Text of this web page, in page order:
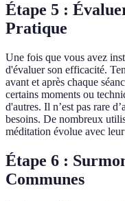
Étape 5 :
Pratique
Une fois que vous avez
d'évaluer son efficacité.
avant et après chaque
certains moments ou
d'autres. Il n’est pas rare
besoins. De nombreux
méditation évolue avec
Étape 6 :
Communes